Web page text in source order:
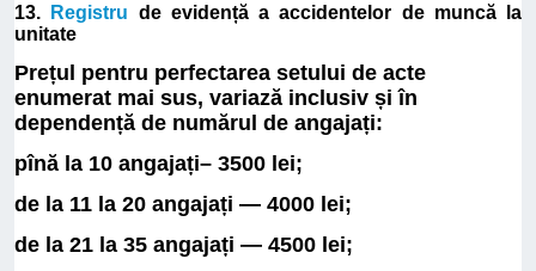
13.
Registru de evidență a accidentelor de muncă la
unitate
Prețul pentru perfectarea setului de acte
enumerat mai sus, variază inclusiv și în
dependență de numărul de angajați:
pînă la 10 angajați– 3500 lei;
de la 11 la 20 angajați — 4000 lei;
de la 21 la 35 angajați — 4500 lei;